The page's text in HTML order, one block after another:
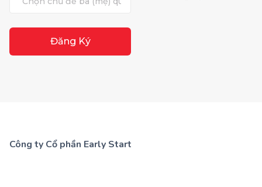
Đăng Ký
Công ty Cổ phần Early Start